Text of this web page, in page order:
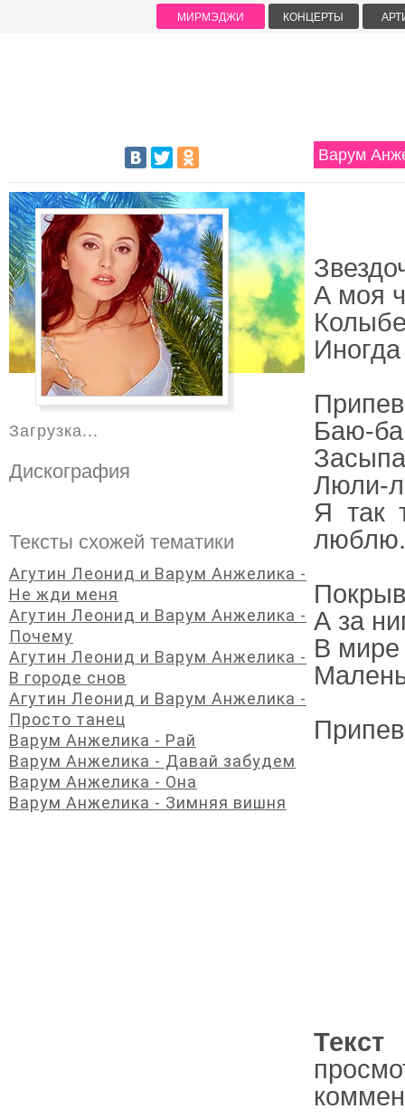
Варум
А моя
Баю-
Люли-
Я так
люблю.
А за
В мире
Загрузка...
Дискография
Тексты схожей тематики
Агутин Леонид и Варум Анжелика -
Не жди меня
Агутин Леонид и Варум Анжелика -
Почему
Агутин Леонид и Варум Анжелика -
В городе снов
Агутин Леонид и Варум Анжелика -
Просто танец
Варум Анжелика - Рай
Варум Анжелика - Давай забудем
Варум Анжелика - Она
Варум Анжелика - Зимняя вишня
МИРМЭДЖИ КОНЦЕРТЫ